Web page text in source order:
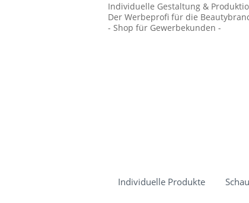
Individuelle Gestaltung &
Der Werbeprofi für die
- Shop für Gewerbekunden -
Individuelle Produkte